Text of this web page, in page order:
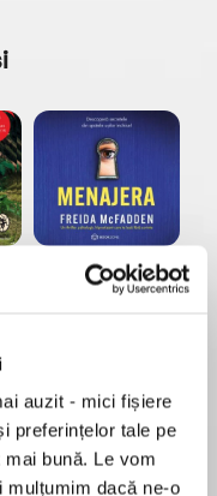
auzit - mici fișiere
preferințelor tale pe
bună. Le vom
mulțumim dacă ne-o
de
Menajera
Freida McFadden
Migdală